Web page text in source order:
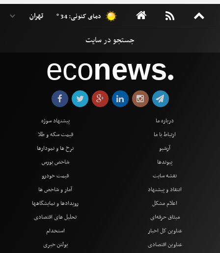
دمای کنونی: 34 °
econews●
درباره ما
ارتباط با ما
آرشیو
پیوندها
نقشه سایت
انتقاد و پیشنهاد
اعلام مشکل
میثاق حرفه‌ای
پیشنهاد سوژه
قیمت سکه و طلا
نرخ ها و نمودارها
شاخص بورس
قیمت خودرو
آمار و شاخص ها
رویدادها و نمایشگاهها
تحلیل های اقتصادی
عناوین کل اخبار
عناوین اقتصادی
استخدام
بولتن خبری